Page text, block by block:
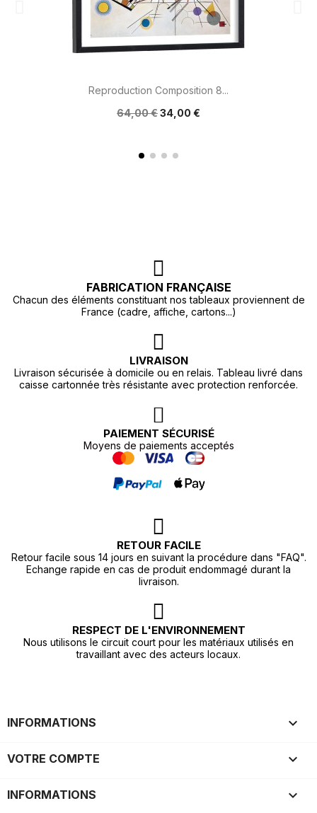
Reproduction Composition 8...
64,00 €34,00 €
FABRICATION FRANÇAISE
Chacun des éléments constituant nos tableaux proviennent de
France (cadre, affiche, cartons...)
LIVRAISON
Livraison sécurisée à domicile ou en relais. Tableau livré dans
caisse cartonnée très résistante avec protection renforcée.
PAIEMENT SÉCURISÉ
Moyens de paiements acceptés
RETOUR FACILE
Retour facile sous 14 jours en suivant la procédure dans "FAQ".
Echange rapide en cas de produit endommagé durant la
livraison.
RESPECT DE L'ENVIRONNEMENT
Nous utilisons le circuit court pour les matériaux utilisés en
travaillant avec des acteurs locaux.
INFORMATIONS 
VOTRE COMPTE 
INFORMATIONS keyboard_arrow_down